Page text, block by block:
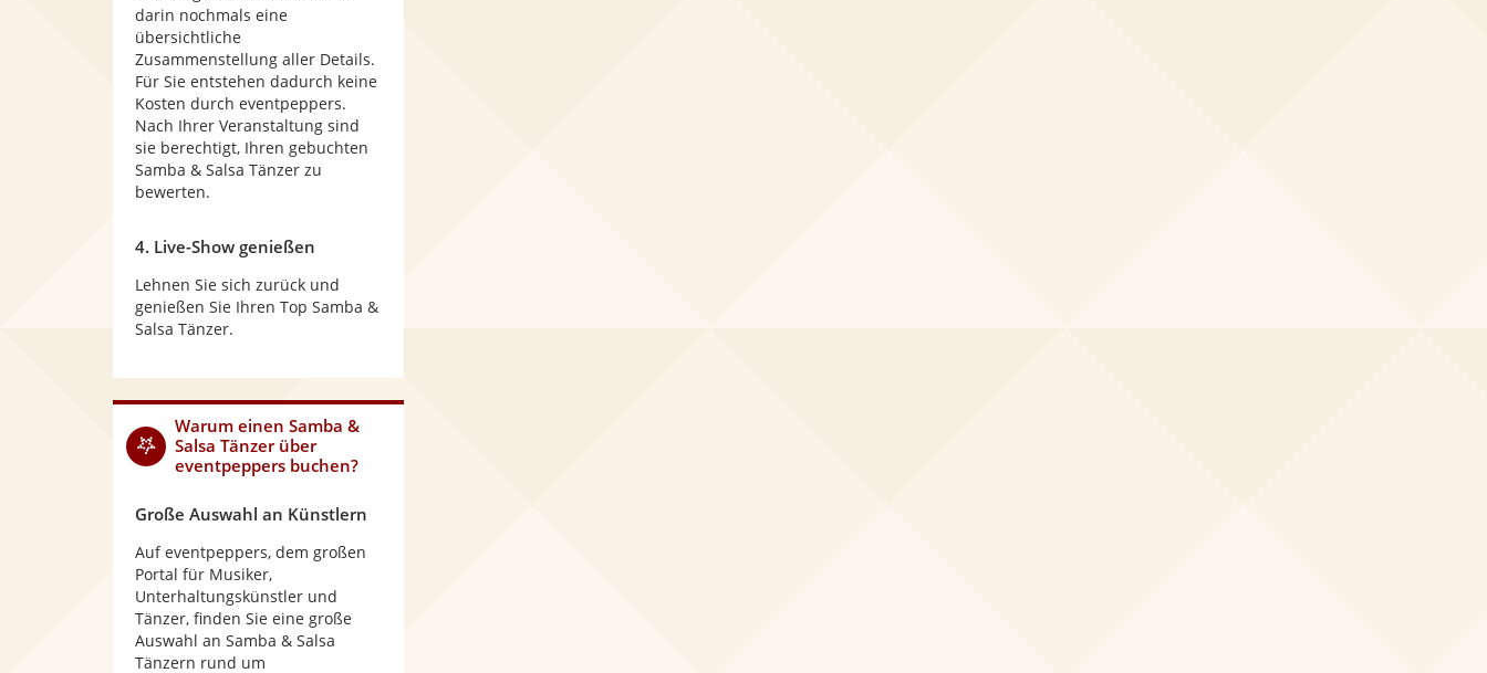
darin nochmals eine
übersichtliche
Zusammenstellung aller Details.
Für Sie entstehen dadurch keine
Kosten durch eventpeppers.
Nach Ihrer Veranstaltung sind
sie berechtigt, Ihren gebuchten
Samba & Salsa Tänzer zu
bewerten.
4. Live-Show genießen
Lehnen Sie sich zurück und
genießen Sie Ihren Top Samba &
Salsa Tänzer.
Warum einen Samba &
Salsa Tänzerüber
eventpeppers buchen?
Große Auswahl an Künstlern
Auf eventpeppers, dem großen
Portal für Musiker,
Unterhaltungskünstler und
Tänzer, finden Sie eine große
Auswahl an Samba & Salsa
Tänzern rund um